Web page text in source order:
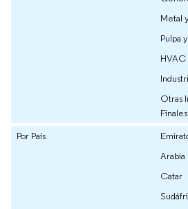
Metal
Pulpa
HVAC
Otras
Finales
Por País
Arabia
Catar